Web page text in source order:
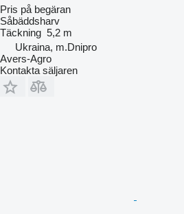
Pris på begäran
Såbäddsharv
Täckning 5,2 m
Ukraina, m.Dnipro
Avers-Agro
Kontakta säljaren